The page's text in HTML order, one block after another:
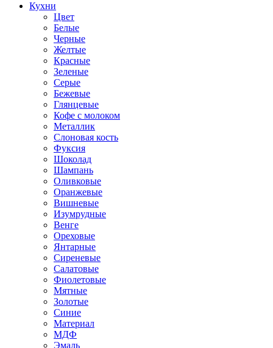
Кухни
Цвет
Белые
Черные
Желтые
Красные
Зеленые
Серые
Бежевые
Глянцевые
Кофе с молоком
Металлик
Слоновая кость
Фуксия
Шоколад
Шампань
Оливковые
Оранжевые
Вишневые
Изумрудные
Венге
Ореховые
Янтарные
Сиреневые
Салатовые
Фиолетовые
Мятные
Золотые
Синие
Материал
МДФ
Эмаль